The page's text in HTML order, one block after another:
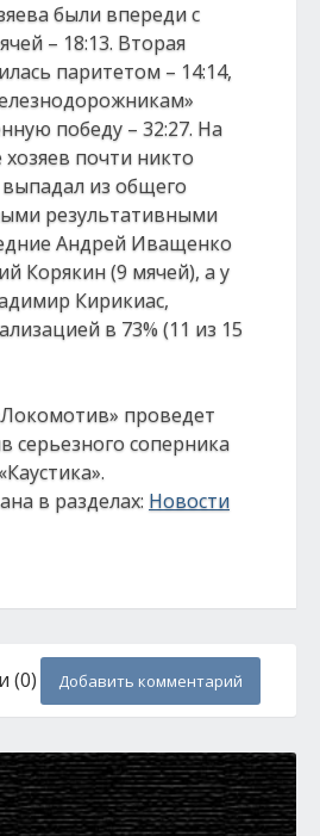
были впереди с
– 18:13. Вторая
паритетом – 14:14,
победу – 32:27. На
хозяев почти никто
из общего
результативными
Андрей Иващенко
Корякин (9 мячей), а у
Кирикиас,
в 73% (11 из 15
проведет
серьезного соперника
в разделах: Новости
(0) Добавить комментарий